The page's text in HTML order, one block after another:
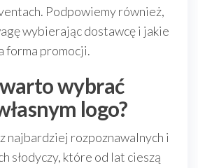
Podpowiemy również,
wybierając dostawcę i jakie
forma promocji.
wybrać
logo?
najbardziej rozpoznawalnych i
słodyczy, które od lat cieszą